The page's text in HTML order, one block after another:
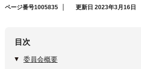
ページ番号1005835 更新日 2023年3月16日
目次
委員会概要